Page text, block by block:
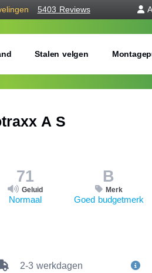
5403 Reviews
Stalen velgen
A S
71
Geluid
Normaal
B
Merk
Goed budgetmerk
2-3 werkdagen